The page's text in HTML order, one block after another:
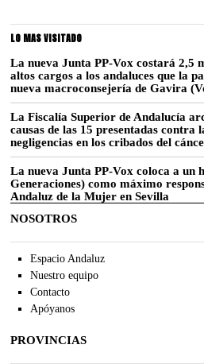
LO MAS VISITADO
La nueva Junta PP-Vox costará 2,5
altos cargos a los andaluces que la
nueva macroconsejería de Gavira
La Fiscalía Superior de Andalucía
causas de las 15 presentadas contra
negligencias en los cribados del
La nueva Junta PP-Vox coloca a un
Generaciones) como máximo
Andaluz de la Mujer en Sevilla
NOSOTROS
Espacio Andaluz
Nuestro equipo
Contacto
Apóyanos
PROVINCIAS